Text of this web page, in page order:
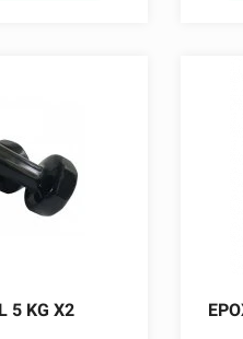
5 KG X2